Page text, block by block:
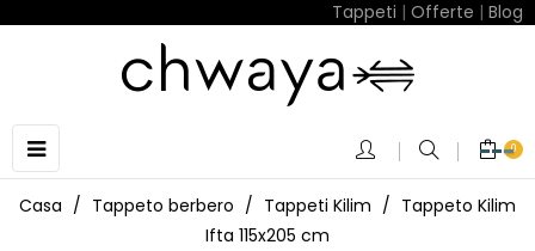
Tappeti | Offerte | Blog
navigazione
Toggle
☰ 0
Casa Tappeto berbero Tappeti Kilim
Tappeto Kilim
Ifta 115x205 cm